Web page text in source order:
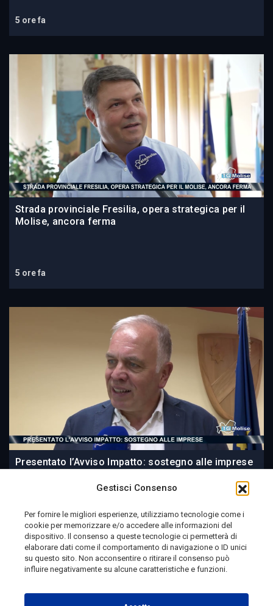
Gestisci Consenso
Per fornire le migliori esperienze, utilizziamo tecnologie come i
cookie per memorizzare e/o accedere alle informazioni del
dispositivo. Il consenso a queste tecnologie ci permetterà di
elaborare dati come il comportamento di navigazione o ID unici
su questo sito. Non acconsentire o ritirare il consenso può
influire negativamente su alcune caratteristiche e funzioni.
5 ore fa
Strada provinciale Fresilia, opera strategica per il
Molise, ancora ferma
5 ore fa
Presentato l’Avviso Impatto: sostegno alle imprese
24 ore fa
Telemolise - reg. Tribunale di Campobasso n. 133 del
10/08/1982 - Direttore Responsabile:MANUELA